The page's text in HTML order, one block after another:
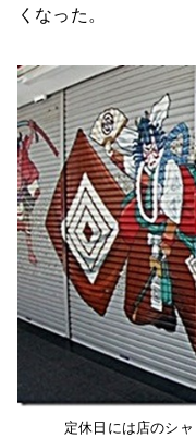
くなった。
定休日には店のシ